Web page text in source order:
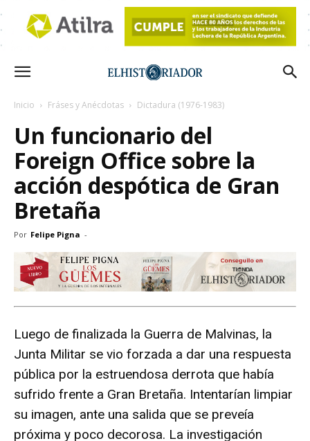
Inicio Fráses y Anécdotas Dictadura (1976-1983)
Un funcionario del
Foreign Office sobre la
acción despótica de Gran
Bretaña
Por Felipe Pigna -
Luego de finalizada la Guerra de Malvinas, la
Junta Militar se vio forzada a dar una respuesta
pública por la estruendosa derrota que había
sufrido frente a Gran Bretaña. Intentarían limpiar
su imagen, ante una salida que se preveía
próxima y poco decorosa. La investigación